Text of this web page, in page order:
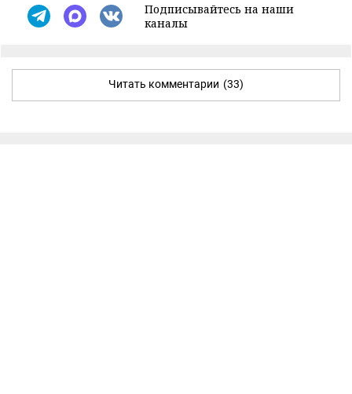
Подписывайтесь на наши
каналы
Читать комментарии (33)